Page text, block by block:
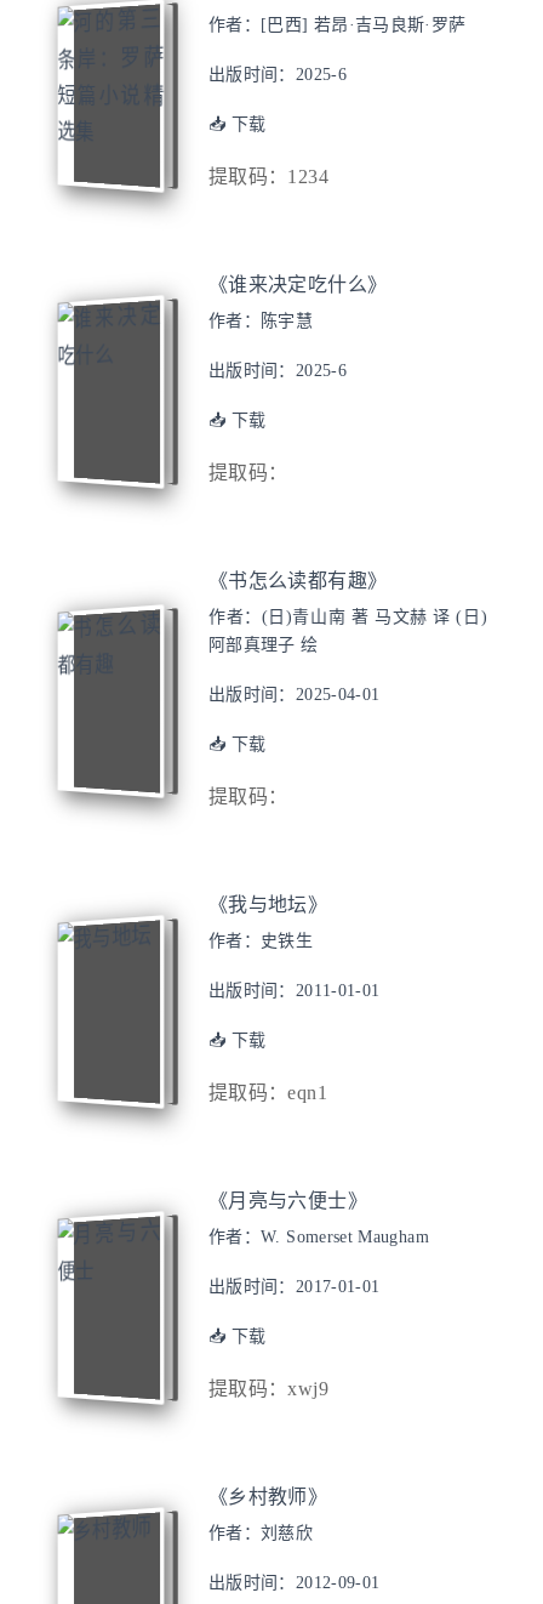
作者：[巴西] 若昂·吉马良斯·罗萨
出版时间：2025-6
📥 下载
提取码：1234
《谁来决定吃什么》
作者：陈宇慧
出版时间：2025-6
📥 下载
提取码：
《书怎么读都有趣》
作者：(日)青山南 著 马文赫 译 (日)
阿部真理子 绘
出版时间：2025-04-01
📥 下载
提取码：
《我与地坛》
作者：史铁生
出版时间：2011-01-01
📥 下载
提取码：eqn1
《月亮与六便士》
作者：W. Somerset Maugham
出版时间：2017-01-01
📥 下载
提取码：xwj9
《乡村教师》
作者：刘慈欣
出版时间：2012-09-01